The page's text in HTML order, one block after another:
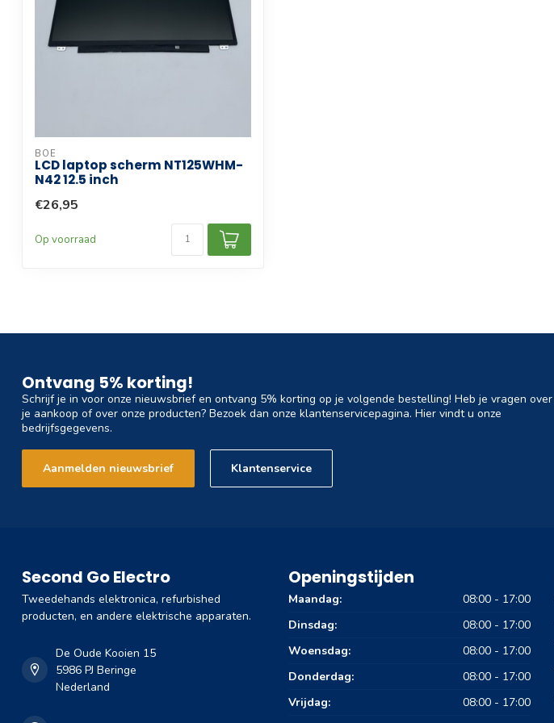
Compatibele productlijn
Garantie termijn
BOE
LCD laptop scherm NT125WHM-
N42 12.5 inch
€26,95
Op voorraad
Ontvang 5% korting!
Schrijf je in voor onze nieuwsbrief en ontvang 5% korting op je volgende bestelling! Heb je vragen over
je aankoop of over onze producten? Bezoek dan onze klantenservicepagina. Hier vindt u onze
bedrijfsgegevens.
Aanmelden nieuwsbrief Klantenservice
Second Go Electro
Tweedehands elektronica, refurbished
producten, en andere elektrische apparaten.
De Oude Kooien 15
5986 PJ Beringe
Nederland
Openingstijden
Maandag:
08:00 - 17:00
Dinsdag:
08:00 - 17:00
Woensdag:
08:00 - 17:00
Donderdag:
08:00 - 17:00
Vrijdag:
08:00 - 17:00